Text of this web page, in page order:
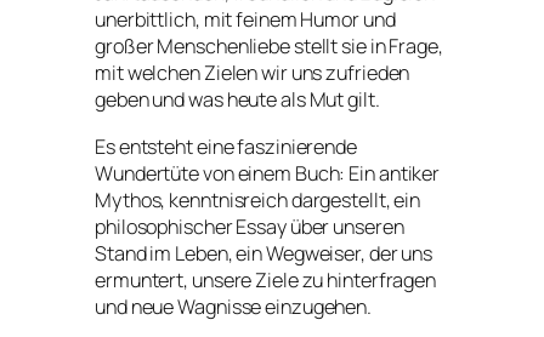
unerbittlich, mit feinem Humor und
großer Menschenliebe stellt sie in Frage,
mit welchen Zielen wir uns zufrieden
geben und was heute als Mut gilt.
Es entsteht eine faszinierende
Wundertüte von einem Buch: Ein antiker
Mythos, kenntnisreich dargestellt, ein
philosophischer Essay über unseren
Stand im Leben, ein Wegweiser, der uns
ermuntert, unsere Ziele zu hinterfragen
und neue Wagnisse einzugehen.